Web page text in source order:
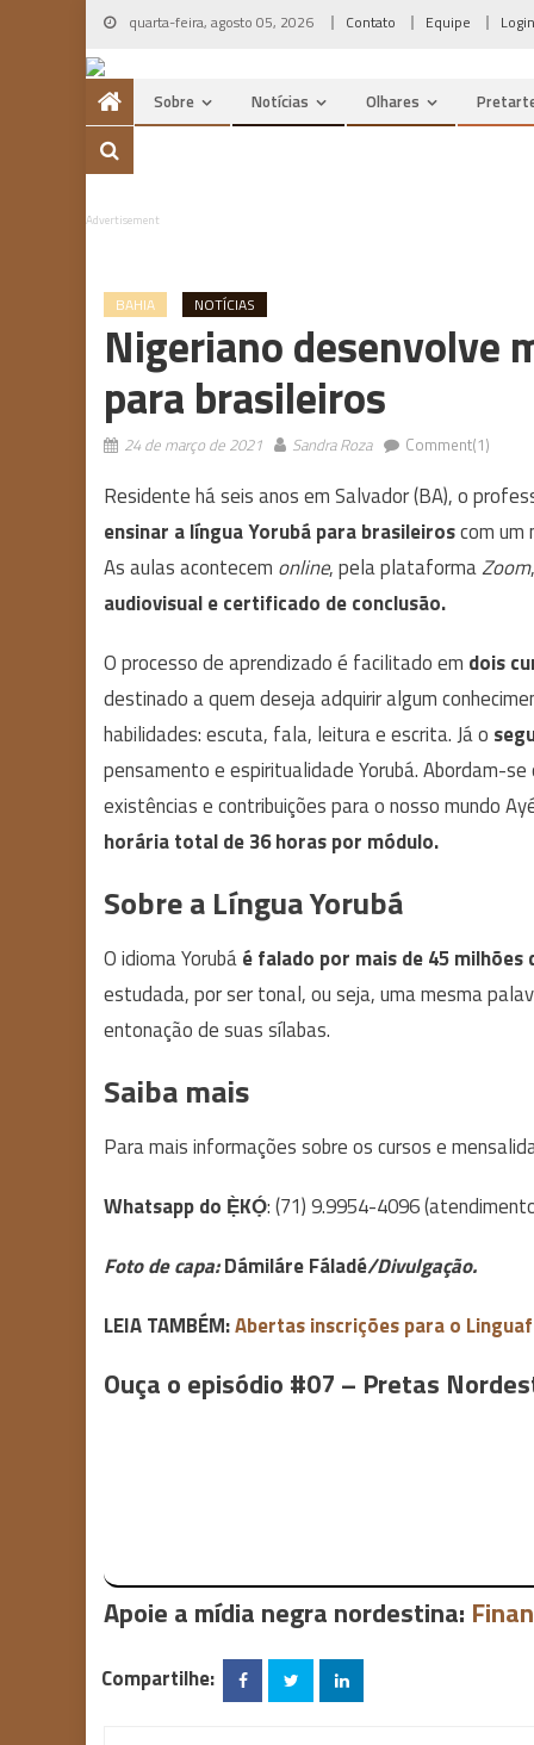
Skip
content
quarta-feira, agosto 05, 2026 Contato Equipe Login
Sobre Notícias Olhares
Advertisement
BAHIA NOTÍCIAS
Nigeriano desenvolve
para brasileiros
24 de março de 2021 Sandra Roza Comment(1)
Residente há seis anos em Salvador (BA), o
ensinar a língua Yorubá para brasileiroscom um
As aulas acontecem online, pela plataformaZoom
audiovisual e certificado de conclusão.
O processo de aprendizado é facilitado em dois
destinado a quem deseja adquirir algum
habilidades: escuta, fala, leitura e escrita. Já o
pensamento e espiritualidade Yorubá. Abordam-
existências e contribuições para o nosso mundo
horária total de 36 horas por módulo.
Sobre a Língua Yorubá
O idioma Yorubáé falado por mais de 45 milhões
estudada, por ser tonal, ou seja, uma mesma
entonação de suas sílabas.
Saiba mais
Para mais informações sobre os cursos e
Whatsapp do Ẹ̀KỌ́: (71) 9.9954-4096
Foto de capa:Dámiláre Fáladé/Divulgação.
LEIA TAMBÉM:Abertas inscrições para o
Ouça o episódio #07 – Pretas
Apoie a mídia negra nordestina:
Compartilhe: